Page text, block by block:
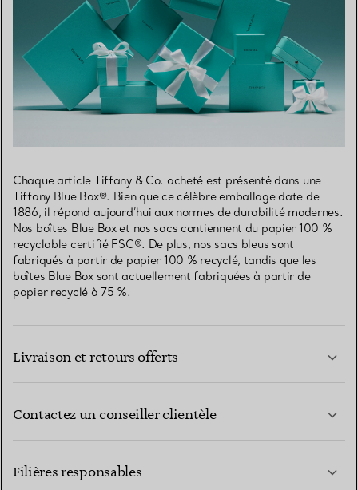
Chaque article Tiffany & Co. acheté est présenté dans une
Tiffany Blue Box®. Bien que ce célèbre emballage date de
1886, il répond aujourd’hui aux normes de durabilité modernes.
Nos boîtes Blue Box et nos sacs contiennent du papier 100 %
recyclable certifié FSC®. De plus, nos sacs bleus sont
fabriqués à partir de papier 100 % recyclé, tandis que les
boîtes Blue Box sont actuellement fabriquées à partir de
papier recyclé à 75 %.
Livraison et retours offerts
Contactez un conseiller clientèle
Filières responsables